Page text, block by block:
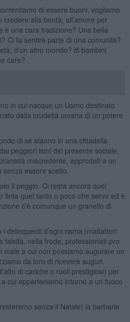
di essere buoni, vogliamo
alla bontà, all’amore per
è una cara tradizione? Una bella
Ci fa sentire parte di una comunità?
d’un altro mondo? di bambini
care?
in cui nacque un Uomo destinato
dalla crudeltà umana di un potere
di sé stanno in una cittadella
peggiori ismi del presente sociale,
miscredente, approdati a un
essere scelto.
il peggio. Ci resta ancora quel
finta quel tanto o poco che serve ed è
c’è comunque un granello di
delinquenti d’ogni risma (malfattori
falsità, nella frode, professionisti pro
male a cui non possiamo augurare un
da loro di ricevere auguri,
di cariche o ruoli prestigiosi) per
cui apparteniamo intorno a un fuoco
senza il Natale) la barbarie